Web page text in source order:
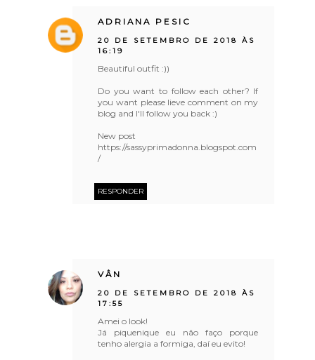
ADRIANA PESIC
20 DE SETEMBRO DE 2018 ÀS
16:19
Beautiful outfit :))
Do you want to follow each other? If
you want please lieve comment on my
blog and I'll follow you back :)
New post
https://sassyprimadonna.blogspot.com
/
RESPONDER
VÂN
20 DE SETEMBRO DE 2018 ÀS
17:55
Amei o look!
Já piquenique eu não faço porque
tenho alergia a formiga, daí eu evito!